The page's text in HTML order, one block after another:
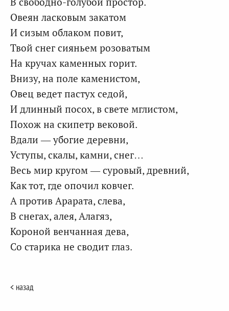
Овеян ласковым закатом
И сизым облаком повит,
Твой снег сияньем розоватым
На кручах каменных горит.
Внизу, на поле каменистом,
Овец ведет пастух седой,
И длинный посох, в свете мглистом,
Похож на скипетр вековой.
Вдали — убогие деревни,
Уступы, скалы, камни, снег…
Весь мир кругом — суровый, древний,
Как тот, где опочил ковчег.
А против Арарата, слева,
В снегах, алея, Алагяз,
Короной венчанная дева,
Со старика не сводит глаз.
< назад